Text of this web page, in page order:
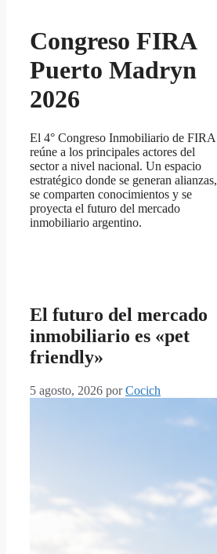
Congreso FIRA
Puerto Madryn
2026
El 4° Congreso Inmobiliario de FIRA
reúne a los principales actores del
sector a nivel nacional. Un espacio
estratégico donde se generan alianzas,
se comparten conocimientos y se
proyecta el futuro del mercado
inmobiliario argentino.
El futuro del mercado
inmobiliario es «pet
friendly»
5 agosto, 2026 porCocich